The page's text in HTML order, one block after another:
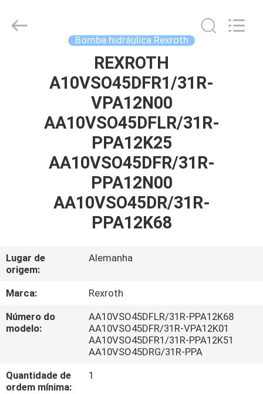
EXCURSÃO
CONTROLE
DA
QUALIDADE
CONTACTE-
NOS
Electronic
Limited.
Bomba hidráulica Rexroth
REXROTH
A10VSO45DFR1/31R-
VPA12N00
AA10VSO45DFLR/31R-
PPA12K25
AA10VSO45DFR/31R-
PPA12N00
AA10VSO45DR/31R-
PPA12K68
Lugar de
origem:
Alemanha
Marca:
Rexroth
Número do
modelo:
AA10VSO45DFLR/31R-PPA12K68
AA10VSO45DFR/31R-VPA12K01
AA10VSO45DFR1/31R-PPA12K51
AA10VSO45DRG/31R-PPA
Quantidade de
ordem mínima:
1